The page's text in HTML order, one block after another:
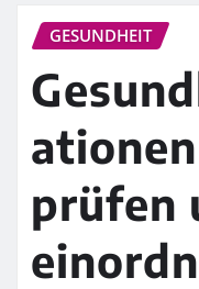
GESUNDHEIT
prüfen